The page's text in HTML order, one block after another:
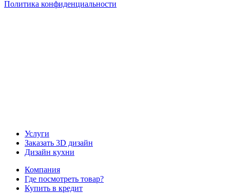
Политика конфиденциальности
Услуги
Заказать 3D дизайн
Дизайн кухни
Компания
Где посмотреть товар?
Купить в кредит